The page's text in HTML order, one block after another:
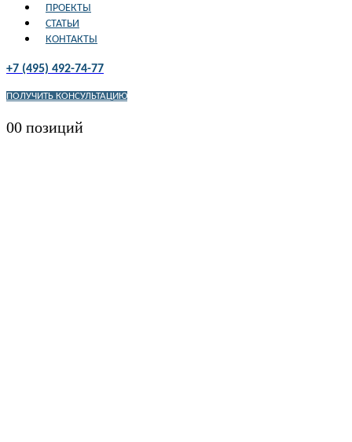
ПРОЕКТЫ
СТАТЬИ
КОНТАКТЫ
+7 (495) 492-74-77
ПОЛУЧИТЬ КОНСУЛЬТАЦИЮ
00 позиций